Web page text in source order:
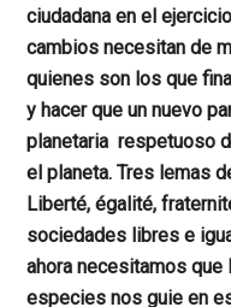
ciudadana en el
cambios necesitan de
quienes son los que
y hacer que un nuevo
planetaria respetuoso
el planeta. Tres lemas
Liberté, égalité,
sociedades libres e
ahora necesitamos
especies nos guie en